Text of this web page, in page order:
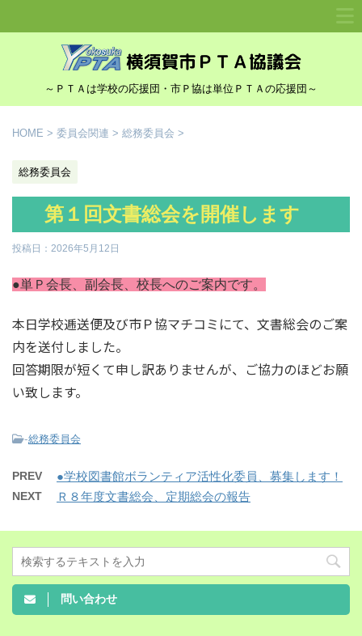
～ＰＴＡは学校の応援団・市Ｐ協は単位ＰＴＡの応援団～
HOME > 委員会関連 > 総務委員会 >
総務委員会
第１回文書総会を開催します
投稿日： 2026年5月12日
●単Ｐ会長、副会長、校長へのご案内です。
本日学校逓送便及び市Ｐ協マチコミにて、文書総会のご案
内を送付しました。
回答期限が短くて申し訳ありませんが、ご協力のほどお願
い致します。
-総務委員会
PREV ●学校図書館ボランティア活性化委員、募集します！
NEXT Ｒ８年度文書総会、定期総会の報告
問い合わせ